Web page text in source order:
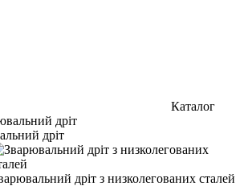
Каталог
дріт
дріт з низколегованих сталей